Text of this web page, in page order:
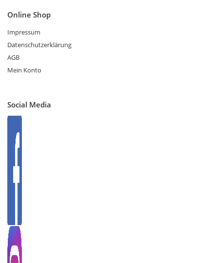
Online Shop
Impressum
Datenschutzerklärung
AGB
Mein Konto
Social Media